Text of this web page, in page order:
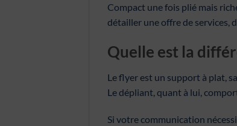
Compact une fois plié mais
détailler une offre de services,
Quelle est la
Le flyer est un support à plat,
Le dépliant, quant à lui,
Si votre communication